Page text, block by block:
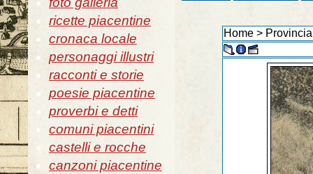
ricette piacentine
cronaca locale
personaggi illustri
racconti e storie
poesie piacentine
proverbi e detti
comuni piacentini
castelli e rocche
canzoni piacentine
Home >